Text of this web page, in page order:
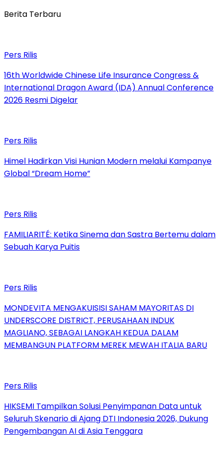
Berita Terbaru
Pers Rilis
16th Worldwide Chinese Life Insurance Congress &
International Dragon Award (IDA) Annual Conference
2026 Resmi Digelar
Pers Rilis
Himel Hadirkan Visi Hunian Modern melalui Kampanye
Global “Dream Home”
Pers Rilis
FAMILIARITÉ: Ketika Sinema dan Sastra Bertemu dalam
Sebuah Karya Puitis
Pers Rilis
MONDEVITA MENGAKUISISI SAHAM MAYORITAS DI
UNDERSCORE DISTRICT, PERUSAHAAN INDUK
MAGLIANO, SEBAGAI LANGKAH KEDUA DALAM
MEMBANGUN PLATFORM MEREK MEWAH ITALIA BARU
Pers Rilis
HIKSEMI Tampilkan Solusi Penyimpanan Data untuk
Seluruh Skenario di Ajang DTI Indonesia 2026, Dukung
Pengembangan AI di Asia Tenggara